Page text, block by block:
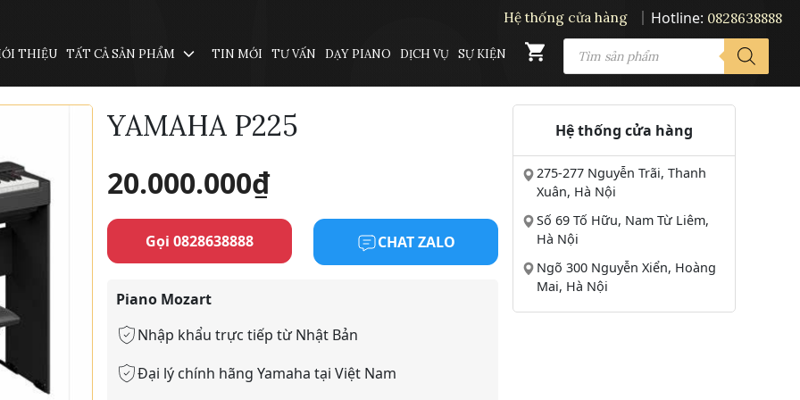
THIỆU TẤT CẢ SẢN PHẨM TIN MỚI TƯ VẤN DẠY PIANO DỊCH VỤ SỰ KIỆN
PRODUCTS
SEARCH
Hệ thống cửa hàng Hotline: 0828638888
YAMAHA P225
20.000.000₫
Gọi 0828638888 CHAT ZALO
Piano Mozart
Nhập khẩu trực tiếp từ Nhật Bản
Đại lý chính hãng Yamaha tại Việt Nam
Hệ thống cửa hàng
275-277 Nguyễn Trãi, Thanh
Xuân, Hà Nội
Số 69 Tố Hữu, Nam Từ Liêm,
Hà Nội
Ngõ 300 Nguyễn Xiển, Hoàng
Mai, Hà Nội